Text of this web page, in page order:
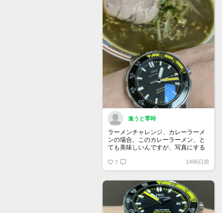
逢うと零時
ラーメンチャレンジ、カレーラーメ
ンの場合。このカレーラーメン、と
ても美味しいんですが、写真にする
も…アレ。
7 1496日前